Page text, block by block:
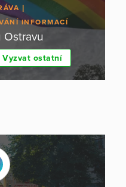
INFORMACÍ
Ostravu
Vyzvat ostatní